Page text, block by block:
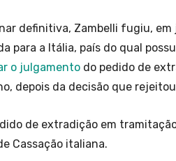
definitiva, Zambelli fugiu, em
para a Itália, país do qual
o julgamento do pedido de
depois da decisão que
de extradição em
Cassação italiana.